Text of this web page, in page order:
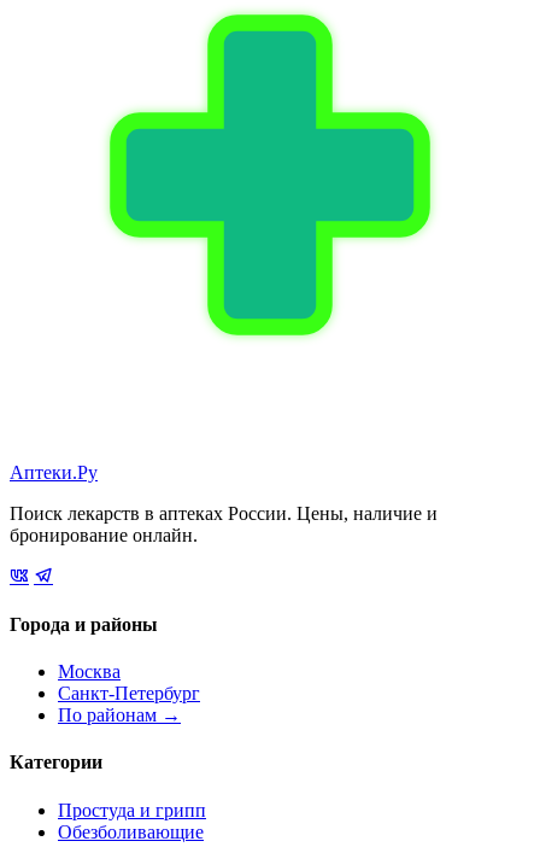
Аптеки.Ру
Поиск лекарств в аптеках России. Цены, наличие и
бронирование онлайн.
Города и районы
Москва
Санкт-Петербург
По районам →
Категории
Простуда и грипп
Обезболивающие